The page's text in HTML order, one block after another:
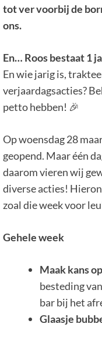
tot ver voorbij de
ons.
En… Roos bestaat 1
En wie jarig is,
verjaardagsacties?
petto hebben! 🎉
Op woensdag 28
geopend. Maar één
daarom vieren wij
diverse acties!
zoal die week voor
Gehele week
Maak kans
besteding
bar bij het
Glaasje